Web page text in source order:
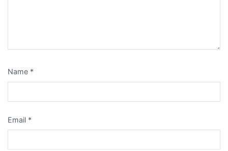
Name *
Email *